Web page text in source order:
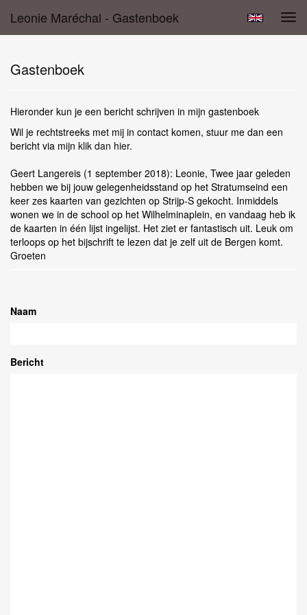
Leonie Maréchal - Gastenboek
Gastenboek
Hieronder kun je een bericht schrijven in mijn gastenboek
Wil je rechtstreeks met mij in contact komen, stuur me dan een
bericht via mijn klik dan hier.
Geert Langereis (1 september 2018): Leonie, Twee jaar geleden
hebben we bij jouw gelegenheidsstand op het Stratumseind een
keer zes kaarten van gezichten op Strijp-S gekocht. Inmiddels
wonen we in de school op het Wilhelminaplein, en vandaag heb ik
de kaarten in één lijst ingelijst. Het ziet er fantastisch uit. Leuk om
terloops op het bijschrift te lezen dat je zelf uit de Bergen komt.
Groeten
Naam
Bericht